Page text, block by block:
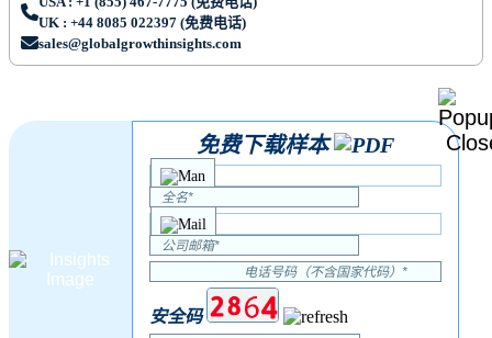
UK : +44 8085 022397 (免费电话)
sales@globalgrowthinsights.com
免费下载样本
安全码